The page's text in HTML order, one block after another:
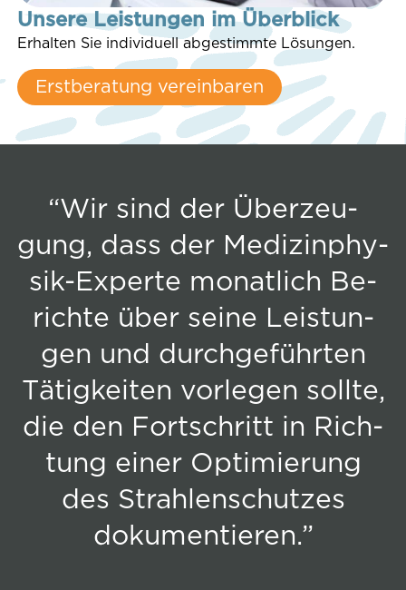
Unsere Leistungen im Überblick
Er­hal­ten Sie in­di­vi­du­ell ab­ge­stimm­te Lösungen.
Erst­be­ra­tung vereinbaren
“Wir sind der Über­zeu­
gung, dass der Me­di­zin­phy­
sik-Ex­per­te mo­nat­lich Be­
rich­te über seine Leis­tun­
gen und durch­ge­führ­ten
Tä­tig­kei­ten vor­le­gen soll­te,
die den Fort­schritt in Rich­
tung einer Op­ti­mie­rung
des Strah­len­schut­zes
dokumentieren.”